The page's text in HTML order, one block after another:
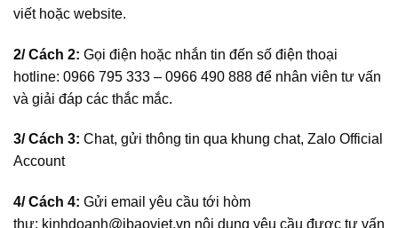
viết hoặc website.
2/ Cách 2: Gọi điện hoặc nhắn tin đến số điện thoại
hotline: 0966 795 333 – 0966 490 888 để nhân viên tư vấn
và giải đáp các thắc mắc.
3/ Cách 3: Chat, gửi thông tin qua khung chat, Zalo Official
Account
4/ Cách 4: Gửi email yêu cầu tới hòm
thư: kinhdoanh@ibaoviet.vn nội dung yêu cầu được tư vấn